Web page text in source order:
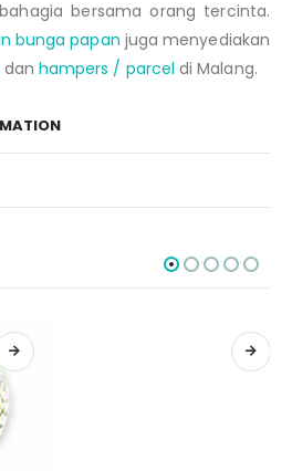
bersama orang tercinta.
bunga papan juga menyediakan
dan hampers / parcel di Malang.